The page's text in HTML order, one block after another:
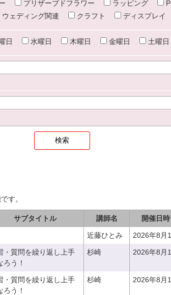
プリザーブドフラワー ラッピング
ウェディング関連 クラフト ディスプレイ
日 水曜日 木曜日 金曜日 土曜日
す。
サブタイトル 講師名 開催日
近藤ひとみ 2026年8月
・質問を繰り返し上手
ろう！
杉崎 2026年8月
・質問を繰り返し上手
ろう！
杉崎 2026年8月